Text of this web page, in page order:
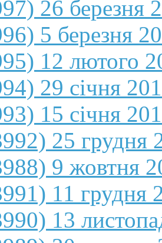
26 березня
5 березня
12 лютого
29 січня
15 січня
25 грудня
9 жовтня
11 грудня
13